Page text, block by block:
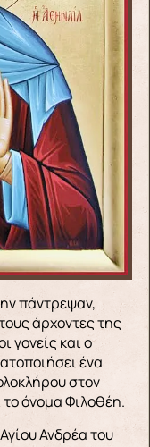
πάντρεψαν,
άρχοντες της
γονείς και ο
ένα
στον
το όνομα Φιλοθέη.
Ανδρέα του